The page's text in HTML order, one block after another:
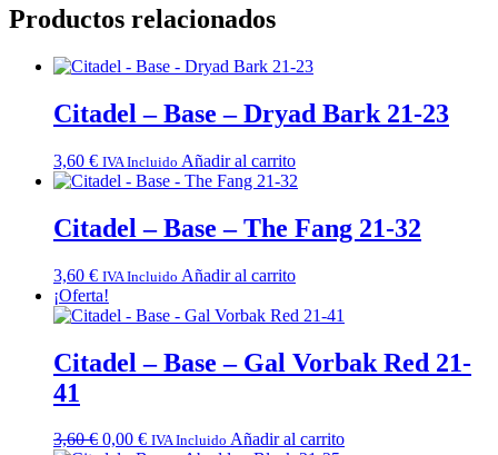
Productos relacionados
Citadel – Base – Dryad Bark 21-23
3,60 € IVA Incluido Añadir al carrito
Citadel – Base – The Fang 21-32
3,60 € IVA Incluido Añadir al carrito
¡Oferta!
Citadel – Base – Gal Vorbak Red 21-
41
3,60€ El
0,00 €ElIVA Incluido Añadir al carrito